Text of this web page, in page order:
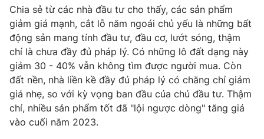
Chia sẻ từ các nhà đầu tư cho thấy, các sản phẩm
giảm giá mạnh, cắt lỗ năm ngoái chủ yếu là những bất
động sản mang tính đầu tư, đầu cơ, lướt sóng, thậm
chí là chưa đầy đủ pháp lý. Có những lô đất dạng này
giảm 30 - 40% vẫn không tìm được người mua. Còn
đất nền, nhà liền kề đầy đủ pháp lý có chăng chỉ giảm
giá nhẹ, so với kỳ vọng ban đầu của chủ đầu tư. Thậm
chí, nhiều sản phẩm tốt đã "lội ngược dòng" tăng giá
vào cuối năm 2023.